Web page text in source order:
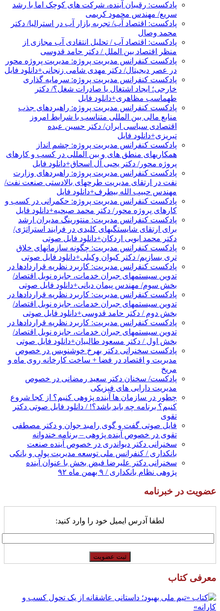
پادکست: رقیبان آینده، شرکت های کوچک اما با رشد
سریع/ مهندس محمود کریمی
پادکست: اقتصاد آب/ تجربه بازار آب در استرالیا/ دکتر
محمد وصال
پادکست: اقتصاد آب / تحلیل انتقادی آب مجازی از
منظر اقتصاد بین الملل / دکتر حامد قدوسی
پادکست کنفرانس مدیریت پروژه: مدیریت پروژه محور
در عصر دیجیتال/ دکتر مهدی شامی زنجانی+دانلود فایل
پادکست کنفرانس مدیریت پروژه: سرمایه گذاری
خارجی؛ ایجاد اشتغال یا صادرات شغل؟/ دکتر
طهماسب مظاهری+دانلود فایل
پادکست کنفرانس مدیریت پروژه: راهبردهای جذب
منابع مالی بین المللی متناسب با شرایط امروز
اقتصادی سیاسی ایران/ دکتر حسین عبده
تبریزی+دانلود فایل
پادکست کنفرانس مدیریت پروژه: چشم انداز
همکاریهای منطق های و بین المللی در کسب و کارهای
پروژه محور/ دکتر یحیی آل اسحاق+دانلود فایل
پادکست کنفرانس مدیریت پروژه: راهبردهای وزارت
نفت در ارتقای مدیریت طرحهای بالادستی صنعت نفت/
مهندس حبیب الله بیطرف+دانلود فایل
پادکست کنفرانس مدیریت پروژه: حکمرانی در کسب و
کارهای پروژه محور/ دکتر محمد صبحیه+دانلود فایل
پادکست کنفرانس مدیریت: منتورینگ مدیران ارشد
برای ارتقای شایستگیهای کلیدی در فرایند استراتژی/
دکتر محمد ابویی اردکان+دانلود فایل صوتی
پادکست کنفرانس مدیریت: چگونه سازمانهای خلاق
تری بسازیم/ دکتر کیوان وکیلی+دانلود فایل صوتی
پادکست کنفرانس مدیریت: کاربرد نظریه قراردادها در
تدوین سیستمهای جبران خدمات، جایزه نوبل اقتصاد/
بخش سوم/ مهندس پیمان دیانی+دانلود فایل صوتی
پادکست کنفرانس مدیریت: کاربرد نظریه قراردادها در
تدوین سیستمهای جبران خدمات، جایزه نوبل اقتصاد/
بخش دوم / دکتر حامد قدوسی+دانلود فایل صوتی
پادکست کنفرانس مدیریت: کاربرد نظریه قراردادها در
تدوین سیستمهای جبران خدمات، جایزه نوبل اقتصاد/
بخش اول / دکتر مسعود طالبیان+دانلود فایل صوتی
پادکست سخنرانی دکتر بهرخ خوشنویس در خصوص
مدیریت و اقتصاد در فضا + ساخت کارخانه روی ماه و
مریخ
پادکست/ سخنان دکتر سعید رمضانی در خصوص
مدیریت دارایی های فیزیکی
چطور در سازمان ها آینده پژوهی کنیم؟ از کجا شروع
کنیم؟ برنامه چه باید باشد؟! / دانلود فایل صوتی دکتر
تقوی
فایل صوتی گفت و گوی رامبد جوان و دکتر مصطفی
تقوی در خصوص آینده پژوهی – برنامه خندوانه
سخنرانی دکتر دیواندری در خصوص آینده صنعت
بانکداری / کنفرانس ملی توسعه مدیریت پولی و بانکی
سخنرانی دکتر علیرضا فیض بخش با عنوان آینده
پژوهی نظام بانکداری / ۹ بهمن ماه ۹۲
عضویت در خبرنامه
لطفا آدرس ایمیل خود را وارد کنید:
معرفی کتاب